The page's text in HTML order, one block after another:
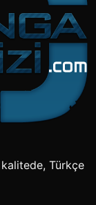
Türkçe